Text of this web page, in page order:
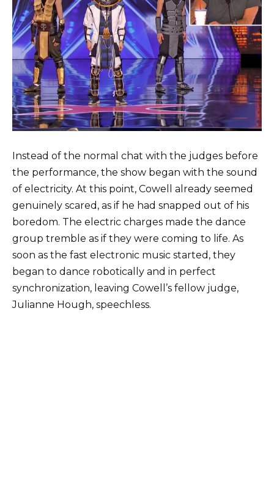
Instead of the normal chat with the judges before
the performance, the show began with the sound
of electricity. At this point, Cowell already seemed
genuinely scared, as if he had snapped out of his
boredom. The electric charges made the dance
group tremble as if they were coming to life. As
soon as the fast electronic music started, they
began to dance robotically and in perfect
synchronization, leaving Cowell’s fellow judge,
Julianne Hough, speechless.